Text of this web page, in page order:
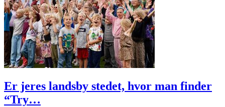
Er jeres landsby stedet, hvor man finder
“Try…